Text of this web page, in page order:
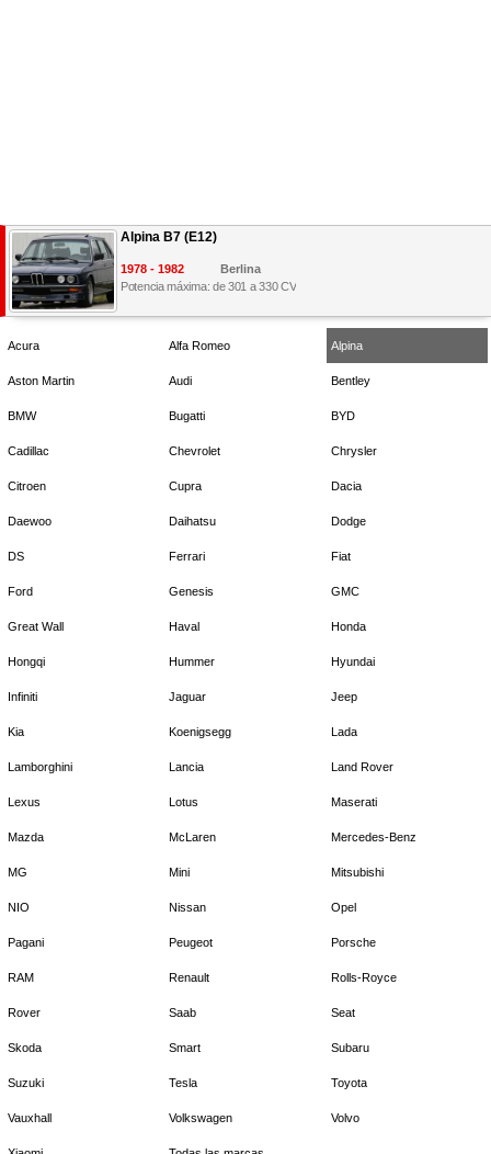
Alpina B7 (E12)
1978 - 1982
Berlina
Potencia máxima: de 301 a 330 CV
Acura Alfa Romeo Alpina
Aston Martin Audi Bentley
BMW Bugatti BYD
Cadillac Chevrolet Chrysler
Citroen Cupra Dacia
Daewoo Daihatsu Dodge
DS Ferrari Fiat
Ford Genesis GMC
Great Wall Haval Honda
Hongqi Hummer Hyundai
Infiniti Jaguar Jeep
Kia Koenigsegg Lada
Lamborghini Lancia Land Rover
Lexus Lotus Maserati
Mazda McLaren Mercedes-Benz
MG Mini Mitsubishi
NIO Nissan Opel
Pagani Peugeot Porsche
RAM Renault Rolls-Royce
Rover Saab Seat
Skoda Smart Subaru
Suzuki Tesla Toyota
Vauxhall Volkswagen Volvo